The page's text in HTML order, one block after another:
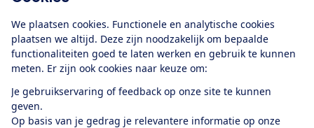
We plaatsen cookies. Functionele en analytische cookies
plaatsen we altijd. Deze zijn noodzakelijk om bepaalde
functionaliteiten goed te laten werken en gebruik te kunnen
meten. Er zijn ook cookies naar keuze om:
Je gebruikservaring of feedback op onze site te kunnen
geven.
Op basis van je gedrag je relevantere informatie op onze
Alles over de
app